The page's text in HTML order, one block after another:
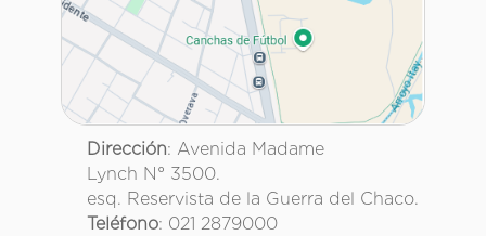
Dirección: Avenida Madame
Lynch N° 3500.
esq. Reservista de la Guerra del Chaco.
Teléfono: 021 2879000